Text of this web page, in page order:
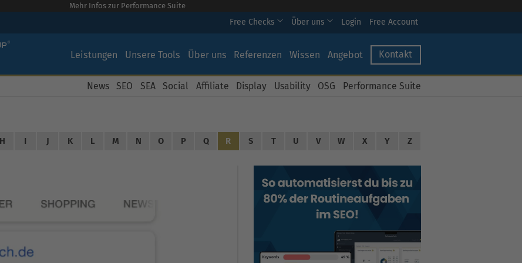
Mehr Infos zur Performance Suite
Free Checks Über uns Login Free Account
Leistungen Unsere Tools Über uns Referenzen Wissen Angebot Kontakt
News SEO SEA Social Affiliate Display Usability OSG Performance Suite
H I J K L M N O P Q R S T U V W X Y Z